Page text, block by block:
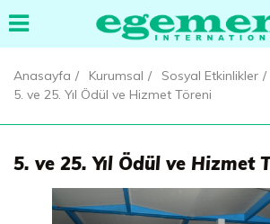
Anasayfa Kurumsal
Sosyal Etkinlikler
5. ve 25. Yıl Ödül ve Hizmet Töreni
5. ve 25. Yıl Ödül ve Hizmet